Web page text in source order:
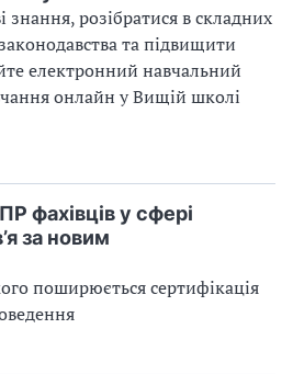
знання, розібратися в складних
та підвищити
електронний навчальний
онлайн у Вищій школі
фахівців у сфері
за новим
поширюється сертифікація